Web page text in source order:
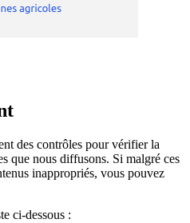
des contrôles pour vérifier la
que nous diffusons. Si malgré ces
inappropriés, vous pouvez
ci-dessous :